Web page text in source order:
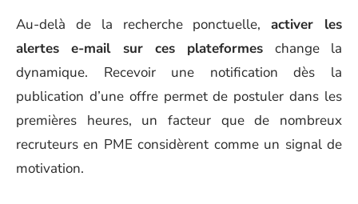
Au-delà de la recherche ponctuelle,activer les
alertes e-mail sur ces plateformes change la
dynamique. Recevoir une notification dès la
publication d’une offre permet de postuler dans les
premières heures, un facteur que de nombreux
recruteurs en PME considèrent comme un signal de
motivation.